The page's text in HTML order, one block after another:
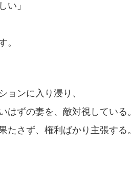
い」
。
ョンに入り浸り、
はずの妻を、敵対視している。
たさず、権利ばかり主張する。